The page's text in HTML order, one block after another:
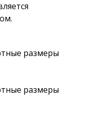
размеры
размеры